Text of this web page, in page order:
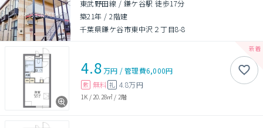
東武野田線 / 鎌ケ谷駅 徒歩17分
築21年 /2階建
千葉県鎌ケ谷市東中沢２丁目8-8
4.8万円 /管理費6,000円
敷 無料 礼 4.8万円
1K / 20.28㎡ / 2階